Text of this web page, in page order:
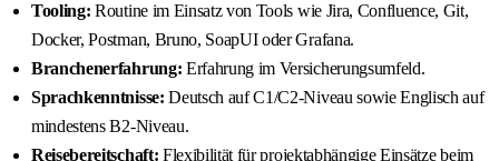
Tooling: Routine im Einsatz von Tools wie Jira, Confluence, Git,
Docker, Postman, Bruno, SoapUI oder Grafana.
Branchenerfahrung: Erfahrung im Versicherungsumfeld.
Sprachkenntnisse: Deutsch auf C1/C2-Niveau sowie Englisch auf
mindestens B2-Niveau.
Reisebereitschaft: Flexibilität für projektabhängige Einsätze beim